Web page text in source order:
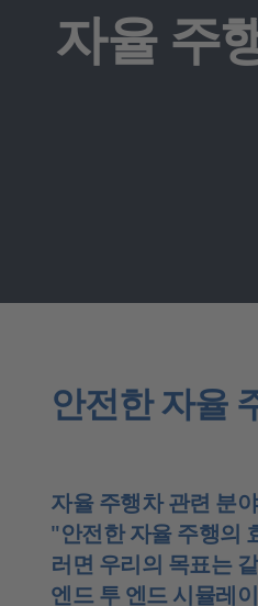
자율 주
안전한 자율
자율 주행차 관련 분
"안전한 자율 주행의
러면 우리의 목표는
엔드 투 엔드 시뮬레